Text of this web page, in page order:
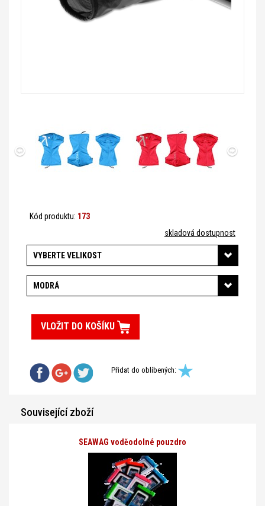
Kód produktu: 173
skladová dostupnost
VYBERTE VELIKOST
MODRÁ
VLOŽIT DO KOŠÍKU
Přidat do oblíbených:
Související zboží
SEAWAG voděodolné pouzdro